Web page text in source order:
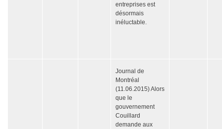
entreprises est
désormais
inéluctable.
Journal de
Montréal
(11.06.2015) Alors
que le
gouvernement
Couillard
demande aux